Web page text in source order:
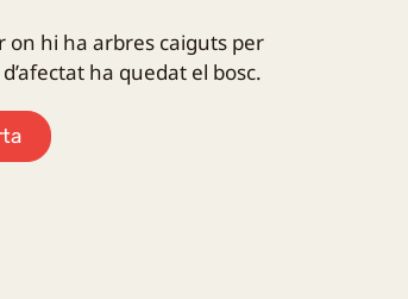
on hi ha arbres caiguts per
ha quedat el bosc.